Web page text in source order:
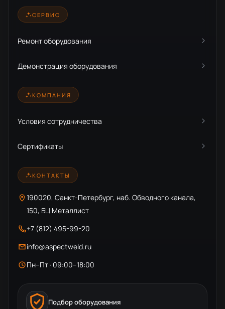
СЕРВИС
Ремонт оборудования
Демонстрация оборудования
КОМПАНИЯ
Условия сотрудничества
Сертификаты
КОНТАКТЫ
190020, Санкт-Петербург, наб. Обводного канала,
150, БЦ Металлист
+7 (812) 495-99-20
info@aspectweld.ru
Пн–Пт · 09:00–18:00
Подбор оборудования